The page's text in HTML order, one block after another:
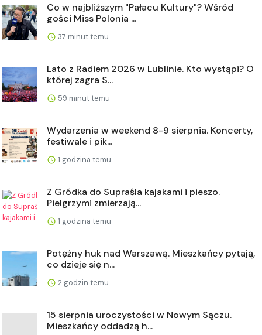
Co w najbliższym "Pałacu Kultury"? Wśród
gości Miss Polonia ...
37 minut temu
Lato z Radiem 2026 w Lublinie. Kto wystąpi? O
której zagra S...
59 minut temu
Wydarzenia w weekend 8-9 sierpnia. Koncerty,
festiwale i pik...
1 godzina temu
Z Gródka do Supraśla kajakami i pieszo.
Pielgrzymi zmierzają...
1 godzina temu
Potężny huk nad Warszawą. Mieszkańcy pytają,
co dzieje się n...
2 godzin temu
15 sierpnia uroczystości w Nowym Sączu.
Mieszkańcy oddadzą h...